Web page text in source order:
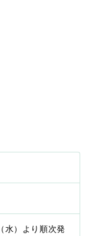
水）より順次発